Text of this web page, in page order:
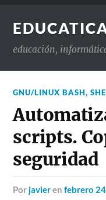
educación,
GNU/LINUX BASH,
scripts.
seguridad
por javierenfebrero